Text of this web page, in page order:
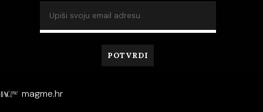
magme.hr